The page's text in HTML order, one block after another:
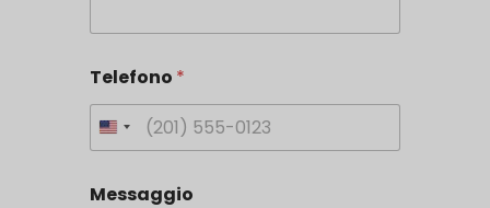
Telefono *
U
n
i
Messaggio